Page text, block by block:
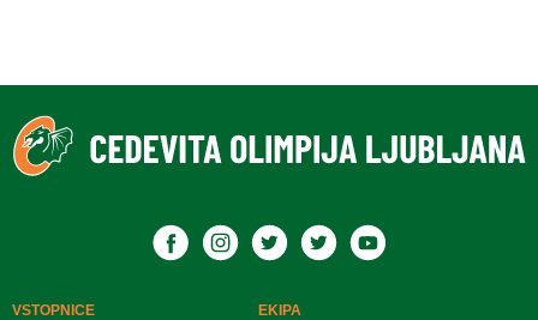
VSTOPNICE
EKIPA